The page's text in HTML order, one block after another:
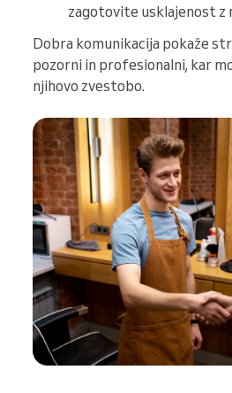
zagotovite usklajenost z
Dobra komunikacija pokaže
pozorni in profesionalni, kar
njihovo zvestobo.